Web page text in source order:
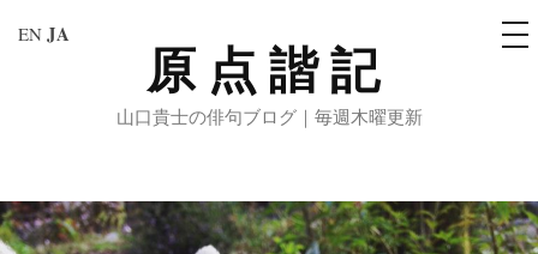
へ
原点諧記
山口貴士の俳句ブログ｜毎週木曜更新
メ
ニ
EN JA